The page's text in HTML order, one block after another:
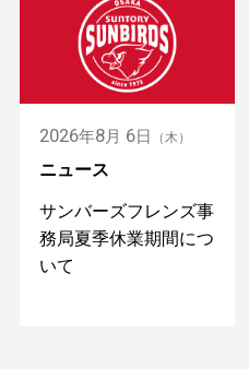
2026年8月 6日 （木）
ニュース
サンバーズフレンズ事
務局夏季休業期間につ
いて